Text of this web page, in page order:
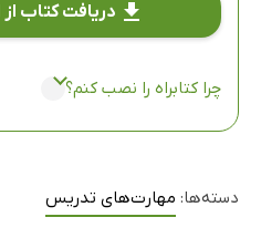
دریافت کتاب از
چرا کتابراه را نصب کنم؟
دسته‌ها: مهارت‌های تدریس